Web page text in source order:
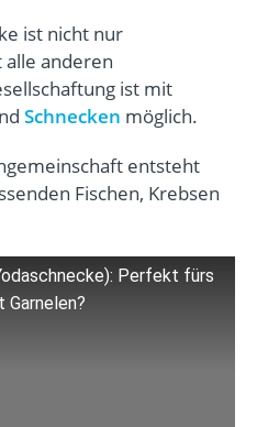
ist nicht nur
anderen
ist mit
Schnecken möglich.
entsteht
Fischen, Krebsen
Perfekt fürs
Garnelen?